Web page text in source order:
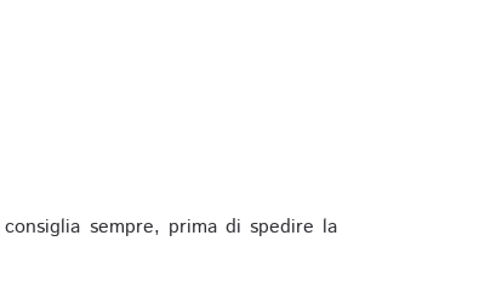
sempre, prima di spedire la